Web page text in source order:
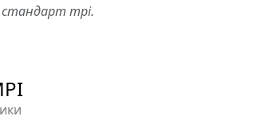
стандарт mpi.